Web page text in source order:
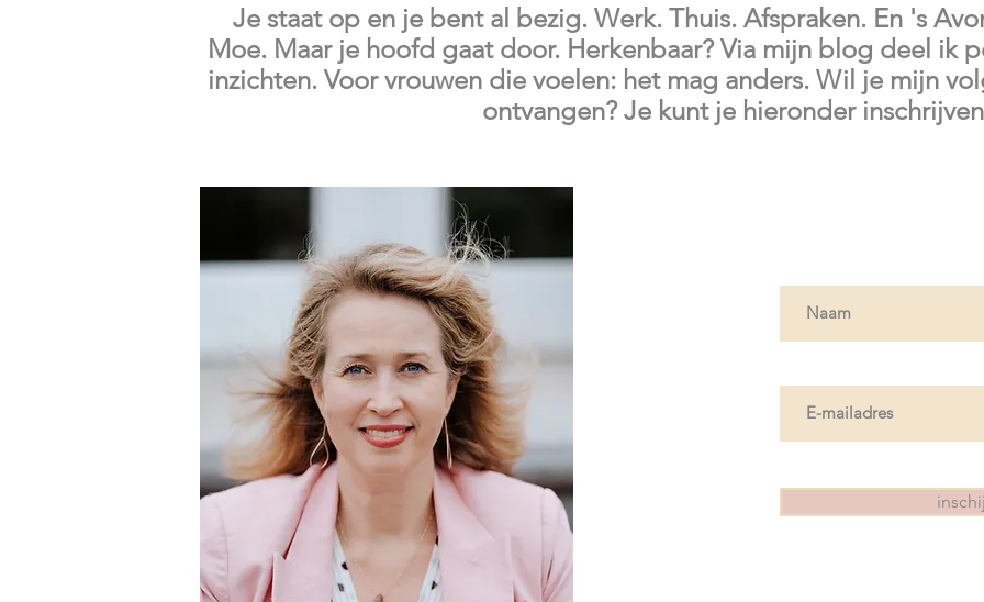
Je staat op en je bent al bezig. Werk. Thuis. Afspraken. En 's
Moe. Maar je hoofd gaat door. Herkenbaar? Via mijn blog deel ik
inzichten. Voor vrouwen die voelen: het mag anders. Wil je mijn
ontvangen? Je kunt je hieronder inschrijven